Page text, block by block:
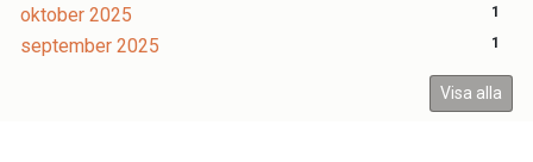
oktober 2025 1
september 2025 1
Visa alla